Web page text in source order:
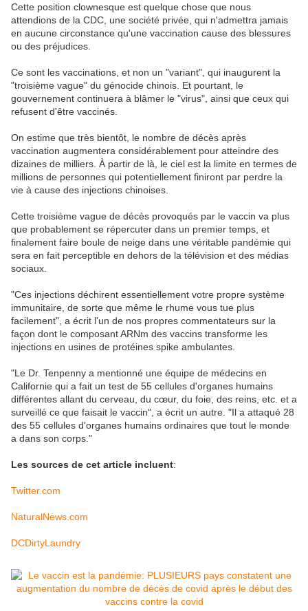
Cette position clownesque est quelque chose que nous
attendions de la CDC, une société privée, qui n'admettra jamais
en aucune circonstance qu'une vaccination cause des blessures
ou des préjudices.
Ce sont les vaccinations, et non un "variant", qui inaugurent la
"troisième vague" du génocide chinois. Et pourtant, le
gouvernement continuera à blâmer le "virus", ainsi que ceux qui
refusent d'être vaccinés.
On estime que très bientôt, le nombre de décès après
vaccination augmentera considérablement pour atteindre des
dizaines de milliers. À partir de là, le ciel est la limite en termes de
millions de personnes qui potentiellement finiront par perdre la
vie à cause des injections chinoises.
Cette troisième vague de décès provoqués par le vaccin va plus
que probablement se répercuter dans un premier temps, et
finalement faire boule de neige dans une véritable pandémie qui
sera en fait perceptible en dehors de la télévision et des médias
sociaux.
"Ces injections déchirent essentiellement votre propre système
immunitaire, de sorte que même le rhume vous tue plus
facilement", a écrit l'un de nos propres commentateurs sur la
façon dont le composant ARNm des vaccins transforme les
injections en usines de protéines spike ambulantes.
"Le Dr. Tenpenny a mentionné une équipe de médecins en
Californie qui a fait un test de 55 cellules d'organes humains
différentes allant du cerveau, du cœur, du foie, des reins, etc. et a
surveillé ce que faisait le vaccin", a écrit un autre. "Il a attaqué 28
des 55 cellules d'organes humains ordinaires que tout le monde
a dans son corps."
Les sources de cet article incluent:
Twitter.com
NaturalNews.com
DCDirtyLaundry